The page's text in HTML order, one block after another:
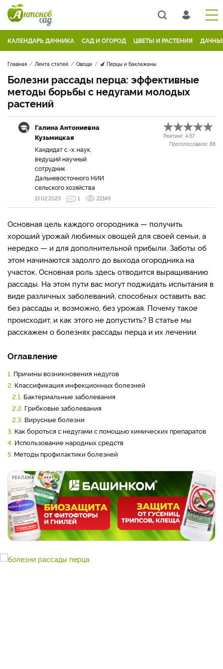
КАЛЕНДАРЬ ДАЧНИКА САД И ОГОРОД ЦВЕТЫ И РАСТЕНИЯ
Главная Лента статей Овощи 🍆 Перцы и баклажаны
Болезни рассады перца: эффективные
методы борьбы с недугами молодых
растений
Галина Антониевна
Кузьмицкая
Кандидат с.-х. наук,
ведущий научный
сотрудник
Дальневосточного НИИ
сельского хозяйства
Рейтинг: 4.67
Проголосовало: 88
13.02.2023 1 22149
Основная цель каждого огородника — получить
хороший урожай любимых овощей для своей семьи, а
нередко — и для дополнительной прибыли. Заботы об
этом начинаются задолго до выхода огородника на
участок. Основная роль здесь отводится выращиванию
рассады. На этом пути вас могут поджидать испытания в
виде различных заболеваний, способных оставить вас
без рассады и, возможно, без урожая. Почему такое
происходит, и как этого не допустить? В статье мы
расскажем о болезнях рассады перца и их лечении.
Оглавление
1. Причины возникновения недугов
2. Классификация инфекционных болезней
2.1. Бактериальные заболевания
2.2. Грибковые заболевания
2.3. Вирусные болезни
3. Как бороться с недугами с помощью химических препаратов
4. Использование народных средств
5. Методы профилактики болезней
РЕКЛАМА